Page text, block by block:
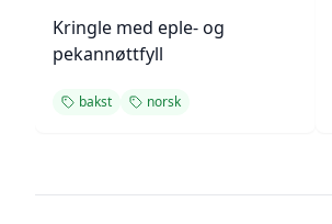
Kringle med eple- og
pekannøttfyll
bakst norsk